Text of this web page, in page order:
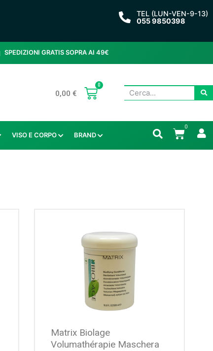
TEL (LUN-VEN-9-13)
055 9850398
SPEDIZIONI GRATIS SOPRA AI 49€
0,00 €
0
VISO E CORPO BRAND
0
Matrix Biolage
Volumathérapie Maschera